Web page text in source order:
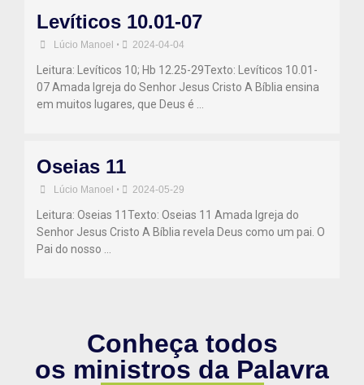
Levíticos 10.01-07
Lúcio Manoel • 2024-04-04
Leitura: Levíticos 10; Hb 12.25-29Texto: Levíticos 10.01-
07 Amada Igreja do Senhor Jesus Cristo A Bíblia ensina
em muitos lugares, que Deus é …
Oseias 11
Lúcio Manoel • 2024-05-29
Leitura: Oseias 11Texto: Oseias 11 Amada Igreja do
Senhor Jesus Cristo A Bíblia revela Deus como um pai. O
Pai do nosso …
Conheça todos
os ministros da Palavra